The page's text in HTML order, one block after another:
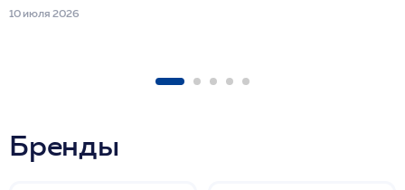
10 июля 2026
Бренды